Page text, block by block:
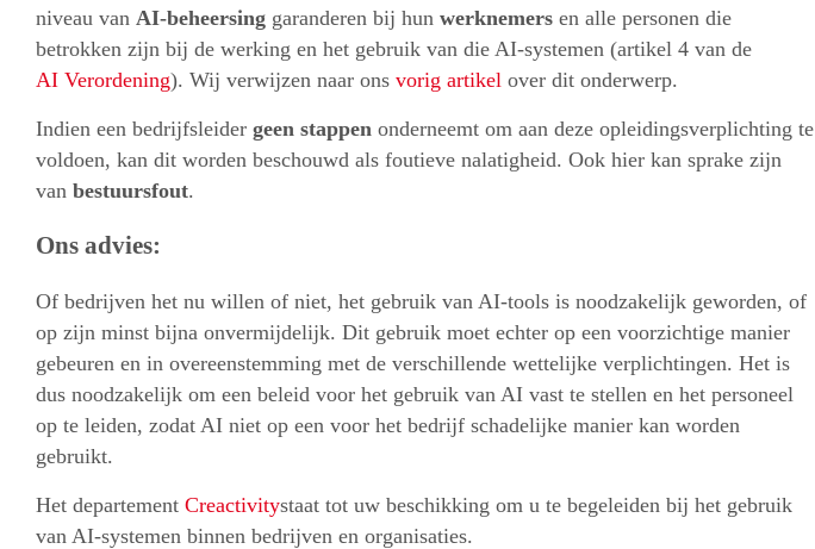
niveau van AI-beheersing garanderen bij hun werknemers en alle personen die
betrokken zijn bij de werking en het gebruik van die AI-systemen (artikel 4 van de
AI Verordening). Wij verwijzen naar ons vorig artikel over dit onderwerp.
Indien een bedrijfsleider geen stappen onderneemt om aan deze opleidingsverplichting te
voldoen, kan dit worden beschouwd als foutieve nalatigheid. Ook hier kan sprake zijn
van bestuursfout.
Ons advies:
Of bedrijven het nu willen of niet, het gebruik van AI-tools is noodzakelijk geworden, of
op zijn minst bijna onvermijdelijk. Dit gebruik moet echter op een voorzichtige manier
gebeuren en in overeenstemming met de verschillende wettelijke verplichtingen. Het is
dus noodzakelijk om een beleid voor het gebruik van AI vast te stellen en het personeel
op te leiden, zodat AI niet op een voor het bedrijf schadelijke manier kan worden
gebruikt.
Het departement Creactivitystaat tot uw beschikking om u te begeleiden bij het gebruik
van AI-systemen binnen bedrijven en organisaties.